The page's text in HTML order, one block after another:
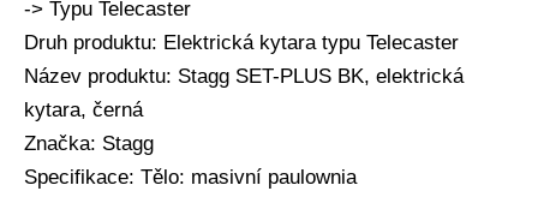
-> Typu Telecaster
Druh produktu: Elektrická kytara typu Telecaster
Název produktu: Stagg SET-PLUS BK, elektrická
kytara, černá
Značka: Stagg
Specifikace: Tělo: masivní paulownia